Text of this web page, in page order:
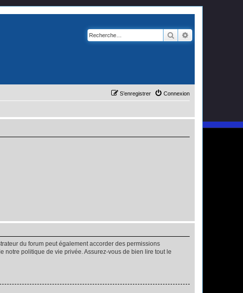
Rechercher
Connexion
S’enregistrer
du forum peut également accorder des permissions
notre politique de vie privée. Assurez-vous de bien lire tout le